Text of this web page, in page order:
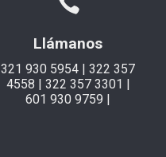
Llámanos
321 930 5954 | 322 357
4558 | 322 357 3301 |
601 930 9759 |